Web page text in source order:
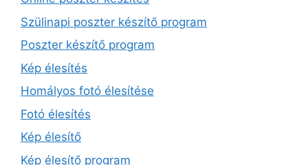
Szülinapi poszter készítő program
Poszter készítő program
Kép élesítés
Homályos fotó élesítése
Fotó élesítés
Kép élesítő
Kép élesítő program